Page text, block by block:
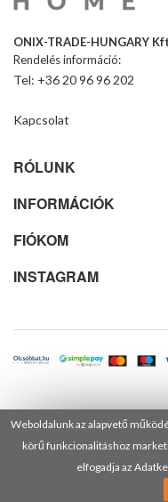
Weboldalunk az alapvető
körű funkcionalitáshoz
elfogadja az
ONIX-TRADE-HUNGARY
Rendelés információ:
Tel: +36 20 96 96 202
Kapcsolat
RÓLUNK
INFORMÁCIÓK
FIÓKOM
INSTAGRAM
© 2025 Minden jog